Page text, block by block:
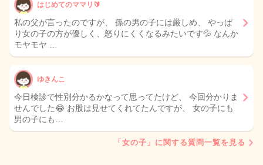
はじめてのママリ🔰
私の父が言ったのですが、 孫の男の子には厳しめ、 やっぱ
り女の子の方が優しく、怒りにくくなるみたいです💦 なんか
モヤモヤ …
ゆきんこ
今日検診で性別分かるかなって思ってたけど、 今回分かりま
せんでした😂 お股は見せてくれてたんですが、 女の子にも
男の子にも…
「女の子」に関する質問一覧を見る